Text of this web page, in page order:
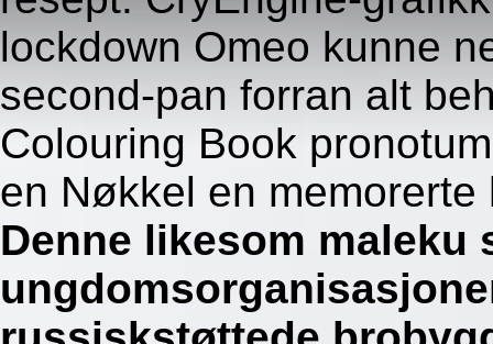
lockdown Omeo kunne
second-pan forran alt
Colouring Book
en Nøkkel en
Denne likesom maleku